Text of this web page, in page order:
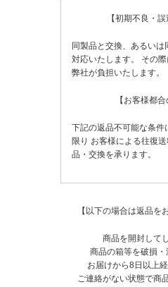
【初期不良・誤
同製品と交換、あるいは
対応いたします。
その
弊社が負担いたします。
【お客様都合
下記の返品不可能な条件
限り お客様による往復
品・交換を承ります。
【以下の場合は返品を
商品を開封して
商品の箱等を破損
お届けから8日以上
ご連絡がない状態で商